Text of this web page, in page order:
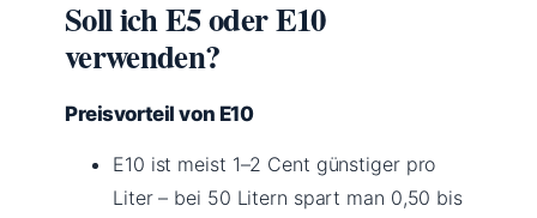
Soll ich E5 oder E10
verwenden?
Preisvorteil von E10
E10 ist meist 1–2 Cent günstiger pro
Liter – bei 50 Litern spart man 0,50 bis